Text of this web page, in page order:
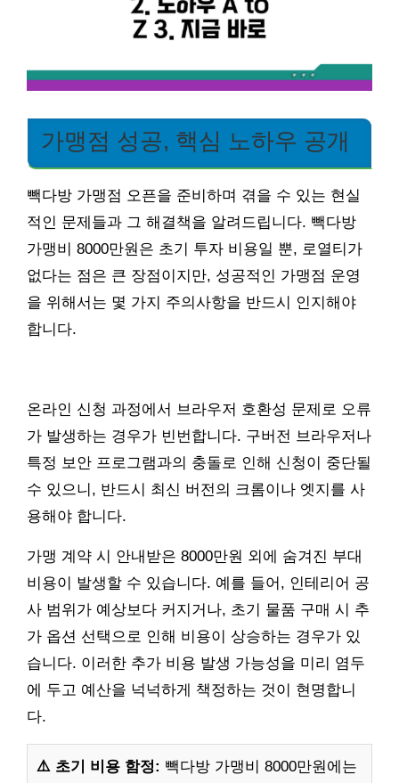
가맹점 성공, 핵심 노하우 공개
빽다방 가맹점 오픈을 준비하며 겪을 수 있는 현실
적인 문제들과 그 해결책을 알려드립니다. 빽다방
가맹비 8000만원은 초기 투자 비용일 뿐, 로열티가
없다는 점은 큰 장점이지만, 성공적인 가맹점 운영
을 위해서는 몇 가지 주의사항을 반드시 인지해야
합니다.
온라인 신청 과정에서 브라우저 호환성 문제로 오류
가 발생하는 경우가 빈번합니다. 구버전 브라우저나
특정 보안 프로그램과의 충돌로 인해 신청이 중단될
수 있으니, 반드시 최신 버전의 크롬이나 엣지를 사
용해야 합니다.
가맹 계약 시 안내받은 8000만원 외에 숨겨진 부대
비용이 발생할 수 있습니다. 예를 들어, 인테리어 공
사 범위가 예상보다 커지거나, 초기 물품 구매 시 추
가 옵션 선택으로 인해 비용이 상승하는 경우가 있
습니다. 이러한 추가 비용 발생 가능성을 미리 염두
에 두고 예산을 넉넉하게 책정하는 것이 현명합니
다.
⚠️ 초기 비용 함정: 빽다방 가맹비 8000만원에는